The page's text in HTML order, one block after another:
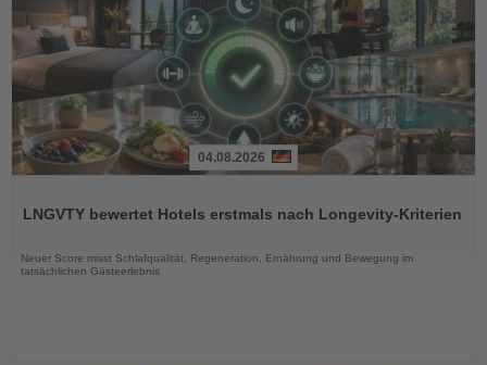
die
04.08.2026
LNGVTY bewertet Hotels erstmals nach Longevity-Kriterien
Neuer Score misst Schlafqualität, Regeneration, Ernährung und Bewegung im
tatsächlichen Gästeerlebnis